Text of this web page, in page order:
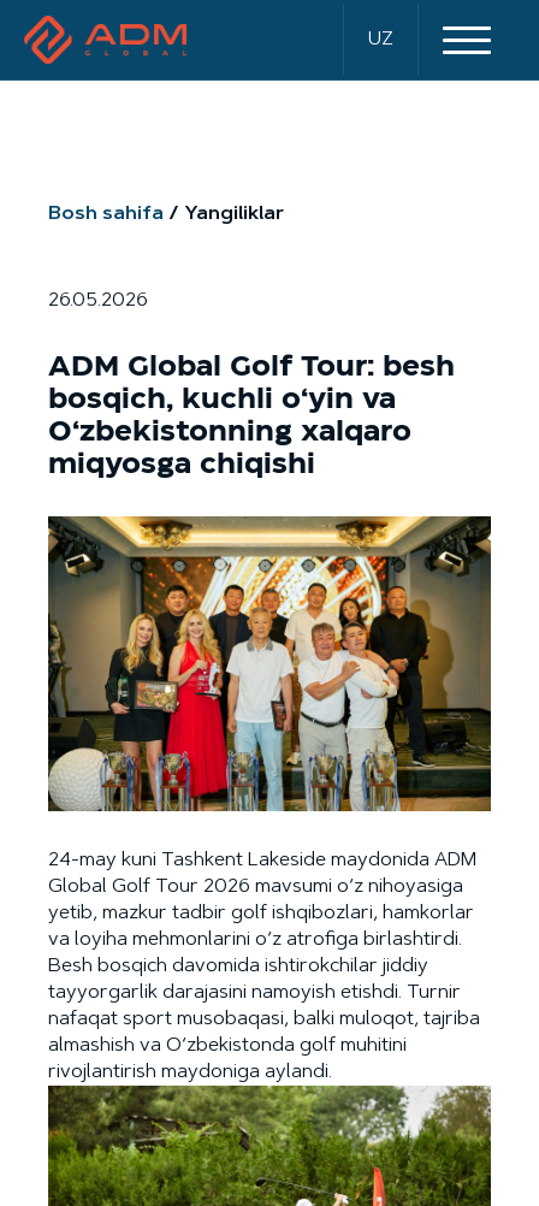
UZ
Bosh sahifa Yangiliklar
26.05.2026
ADM Global Golf Tour: besh
bosqich, kuchli o‘yin va
O‘zbekistonning xalqaro
miqyosga chiqishi
24-may kuni Tashkent Lakeside maydonida ADM
Global Golf Tour 2026 mavsumi o‘z nihoyasiga
yetib, mazkur tadbir golf ishqibozlari, hamkorlar
va loyiha mehmonlarini o‘z atrofiga birlashtirdi.
Besh bosqich davomida ishtirokchilar jiddiy
tayyorgarlik darajasini namoyish etishdi. Turnir
nafaqat sport musobaqasi, balki muloqot, tajriba
almashish va O‘zbekistonda golf muhitini
rivojlantirish maydoniga aylandi.